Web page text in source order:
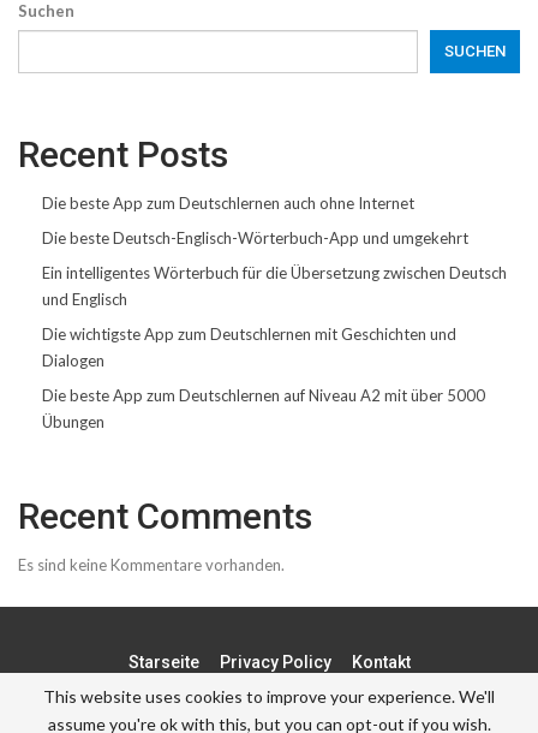
Suchen
SUCHEN
Recent Posts
Die beste App zum Deutschlernen auch ohne Internet
Die beste Deutsch-Englisch-Wörterbuch-App und umgekehrt
Ein intelligentes Wörterbuch für die Übersetzung zwischen Deutsch
und Englisch
Die wichtigste App zum Deutschlernen mit Geschichten und
Dialogen
Die beste App zum Deutschlernen auf Niveau A2 mit über 5000
Übungen
Recent Comments
Es sind keine Kommentare vorhanden.
Starseite Privacy Policy Kontakt
© - . All Rights Reserved.
This website uses cookies to improve your experience. We'll
assume you're ok with this, but you can opt-out if you wish.